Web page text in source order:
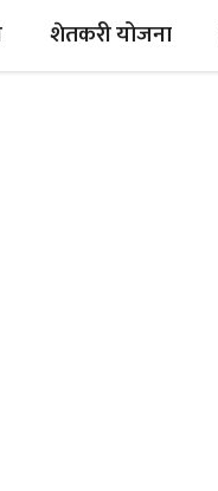
शेतकरी योजना